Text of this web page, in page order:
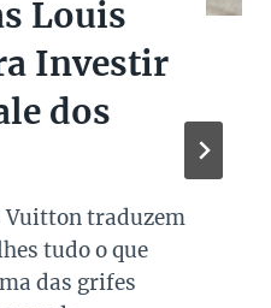
Louis
Investir
dos
Vuitton traduzem
tudo o que
das grifes